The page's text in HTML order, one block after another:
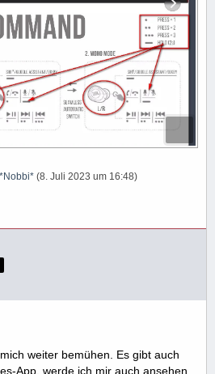
*Nobbi* (8. Juli 2023 um 16:48)
weiter bemühen. Es gibt auch
App, werde ich mir auch ansehen